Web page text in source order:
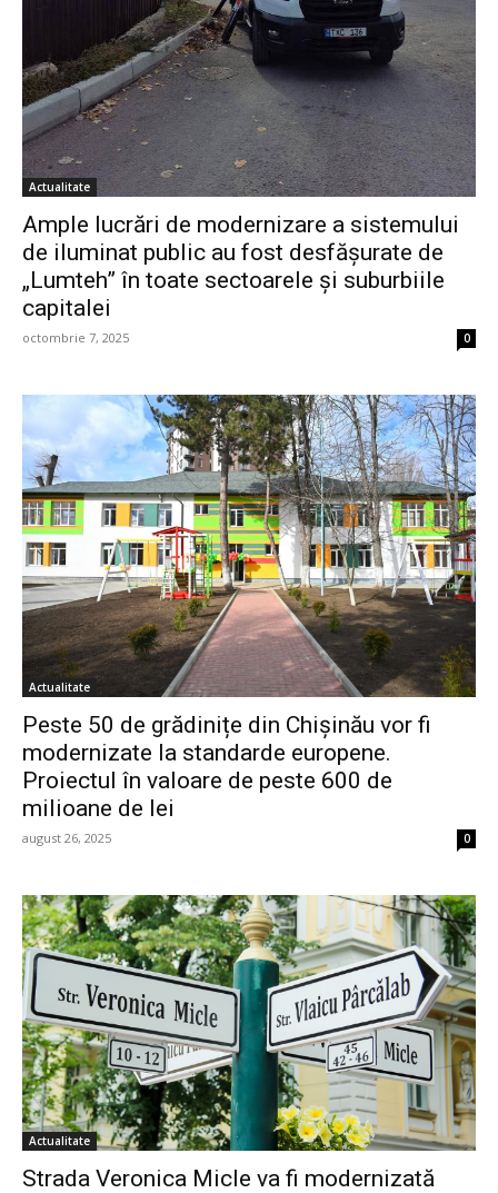
Actualitate
Ample lucrări de modernizare a sistemului
de iluminat public au fost desfășurate de
„Lumteh” în toate sectoarele și suburbiile
capitalei
octombrie 7, 2025 0
Actualitate
Peste 50 de grădinițe din Chișinău vor fi
modernizate la standarde europene.
Proiectul în valoare de peste 600 de
milioane de lei
august 26, 2025 0
Actualitate
Strada Veronica Micle va fi modernizată